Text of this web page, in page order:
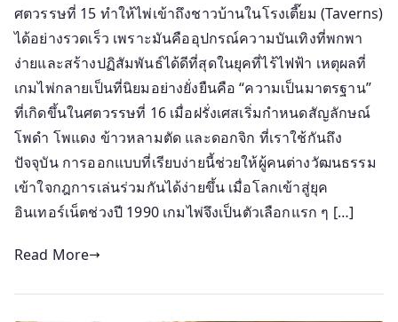
ศตวรรษที่ 15 ทำให้ไพ่เข้าถึงชาวบ้านในโรงเตี๊ยม (Taverns)
ได้อย่างรวดเร็ว เพราะมันคืออุปกรณ์ความบันเทิงที่พกพา
ง่ายและสร้างปฏิสัมพันธ์ได้ดีที่สุดในยุคที่ไร้ไฟฟ้า เหตุผลที่
เกมไพ่กลายเป็นที่นิยมอย่างยั่งยืนคือ “ความเป็นมาตรฐาน”
ที่เกิดขึ้นในศตวรรษที่ 16 เมื่อฝรั่งเศสเริ่มกำหนดสัญลักษณ์
โพดำ โพแดง ข้าวหลามตัด และดอกจิก ที่เราใช้กันถึง
ปัจจุบัน การออกแบบที่เรียบง่ายนี้ช่วยให้ผู้คนต่างวัฒนธรรม
เข้าใจกฎการเล่นร่วมกันได้ง่ายขึ้น เมื่อโลกเข้าสู่ยุค
อินเทอร์เน็ตช่วงปี 1990 เกมไพ่จึงเป็นตัวเลือกแรก ๆ […]
Read More